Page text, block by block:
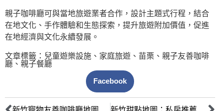
親子咖啡廳可與當地旅遊業者合作，設計主題式行程，結合
在地文化、手作體驗和生態探索，提升旅遊附加價值，促進
在地經濟與文化永續發展。
文章標籤： 兒童遊樂設施 、 家庭旅遊 、 苗栗 、 親子友善咖啡
廳 、 親子餐廳
Facebook